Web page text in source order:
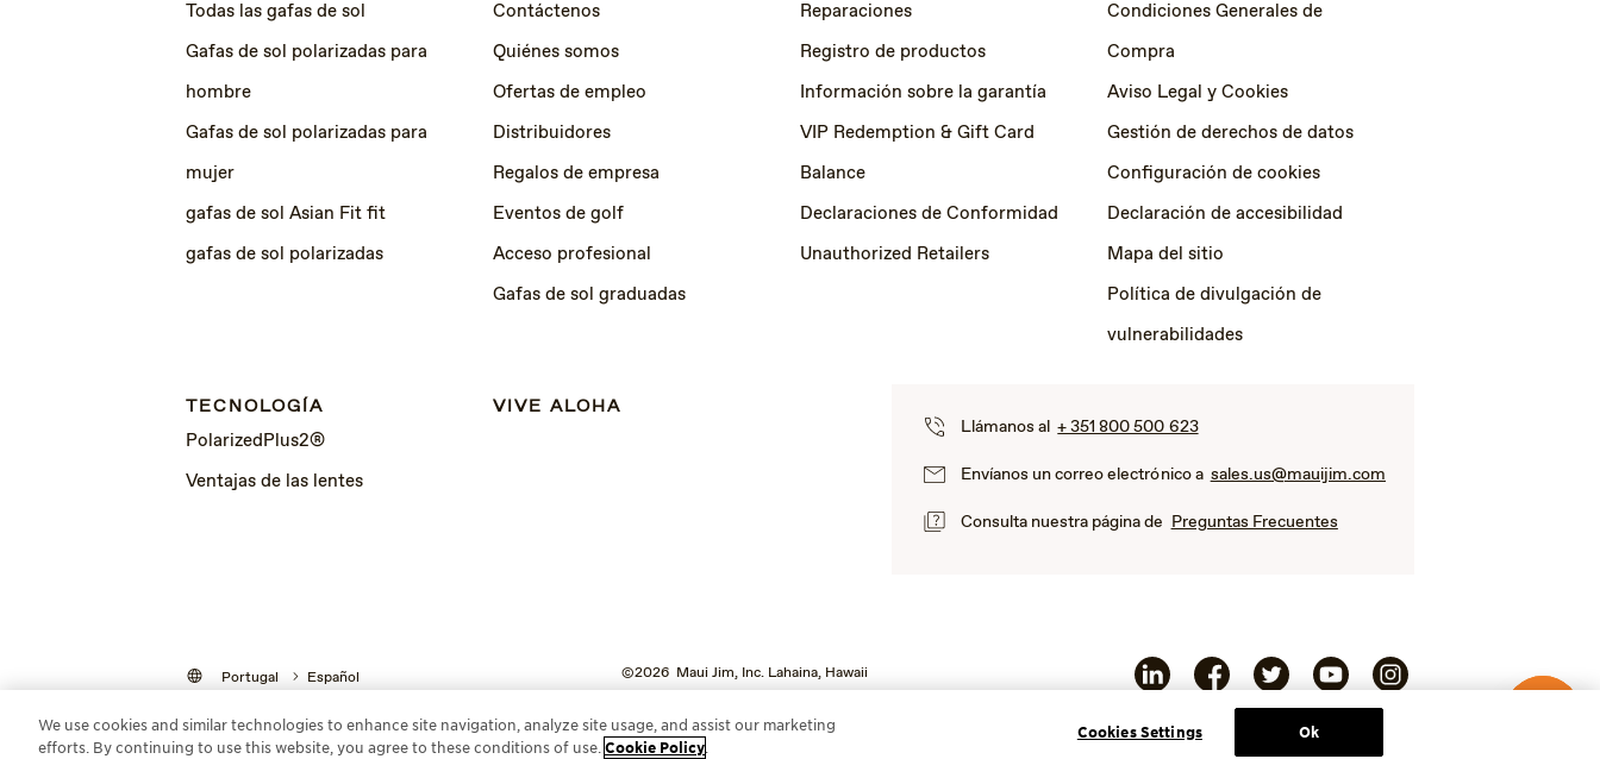
Todas las gafas de sol
Gafas de sol polarizadas para
hombre
Gafas de sol polarizadas para
mujer
gafas de sol Asian Fit fit
gafas de sol polarizadas
Contáctenos
Quiénes somos
Ofertas de empleo
Distribuidores
Regalos de empresa
Eventos de golf
Acceso profesional
Gafas de sol graduadas
Reparaciones
Registro de productos
Información sobre la garantía
VIP Redemption & Gift Card
Balance
Declaraciones de Conformidad
Unauthorized Retailers
Condiciones Generales de
Compra
Aviso Legal y Cookies
Gestión de derechos de datos
Configuración de cookies
Declaración de accesibilidad
Mapa del sitio
Política de divulgación de
vulnerabilidades
TECNOLOGÍA
PolarizedPlus2®
Ventajas de las lentes
VIVE ALOHA
Llámanos al+ 351 800 500 623
Envíanos un correo electrónico a sales.us@mauijim.com
Consulta nuestra página de Preguntas Frecuentes
Portugal Español ©2026 Maui Jim, Inc. Lahaina, Hawaii
We use cookies and similar technologies to enhance site navigation, analyze site usage, and assist our marketing
efforts. By continuing to use this website, you agree to these conditions of use. Cookie Policy
Cookies Settings Ok